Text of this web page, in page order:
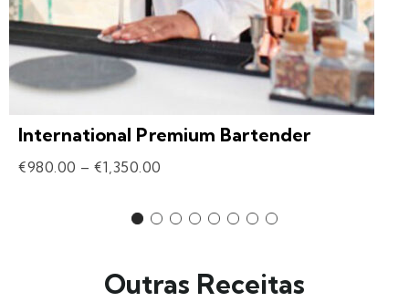
International Premium Bartender
€980.00 – €1,350.00
Outras Receitas